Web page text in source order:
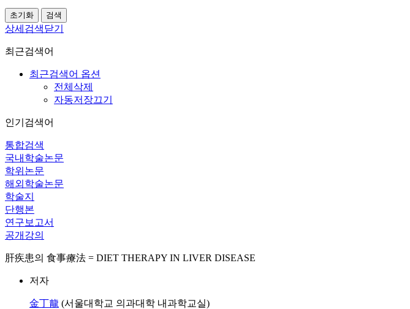
상세검색닫기
최근검색어
최근검색어 옵션
전체삭제
자동저장끄기
인기검색어
통합검색
국내학술논문
학위논문
해외학술논문
학술지
단행본
연구보고서
공개강의
肝疾患의 食事療法 = DIET THERAPY IN LIVER DISEASE
저자
金丁龍 (서울대학교 의과대학 내과학교실)